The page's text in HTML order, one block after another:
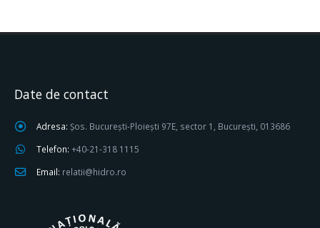
Date de contact
Adresa: Șos. București-Ploiești 97E, sector 1, București, 013686
Telefon: +40-21-318 1115
Email: relatii@hidro.ro